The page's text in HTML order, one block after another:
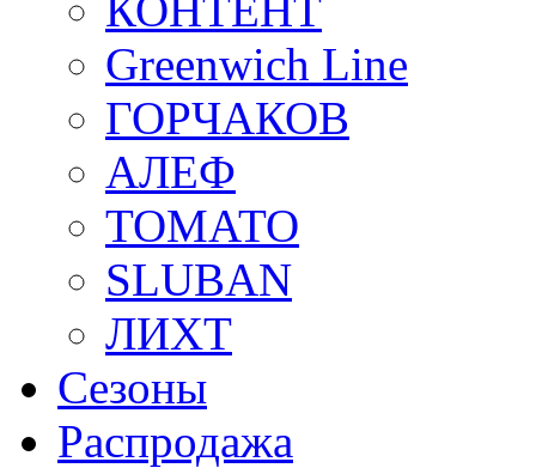
Greenwich Line
ГОРЧАКОВ
АЛЕФ
ТОМАТО
SLUBAN
ЛИХТ
Сезоны
Распродажа